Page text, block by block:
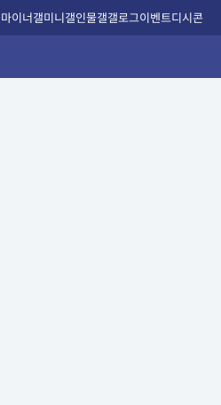
마이너갤미니갤인물갤갤로그이벤트디시콘